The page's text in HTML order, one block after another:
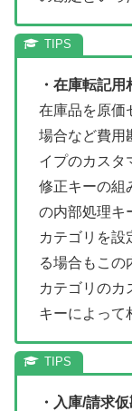
・在庫転記用
在庫品を原価
場合など費用
イプのカスタ
修正キーの組
の内部処理キ
カテゴリを設
る場合もこの
カテゴリのカ
キーによって
・入庫/請求